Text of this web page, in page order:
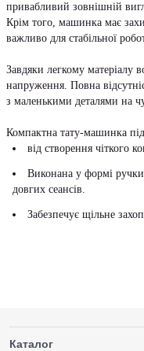
привабливий зовнішній
Крім того, машинка має
важливо для стабільної
Завдяки легкому матеріалу
напруження. Повна
з маленькими деталями на
Компактна тату-машинка
від створення чіткого
Виконана у формі
довгих сеансів.
Забезпечує щільне
Каталог